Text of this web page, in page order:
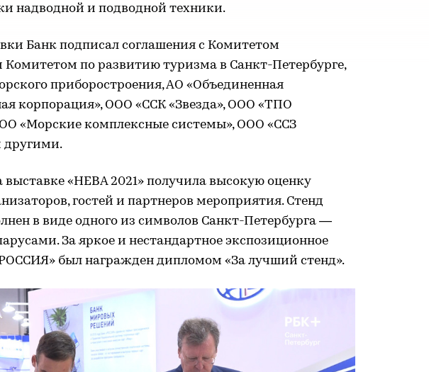
надводной и подводной техники.
Банк подписал соглашения с Комитетом
Комитетом по развитию туризма в Санкт-Петербурге,
приборостроения, АО «Объединенная
корпорация», ООО «ССК «Звезда», ООО «ТПО
«Морские комплексные системы», ООО «ССЗ
другими.
выставке «НЕВА 2021» получила высокую оценку
гостей и партнеров мероприятия. Стенд
в виде одного из символов Санкт-Петербурга —
За яркое и нестандартное экспозиционное
был награжден дипломом «За лучший стенд».